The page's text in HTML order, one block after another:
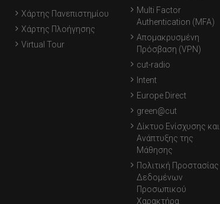
Χάρτης Πανεπιστημίου
Χάρτης Πλοήγησης
Virtual Tour
Multi Factor
Authentication (MFA)
Απομακρυσμένη
Πρόσβαση (VPN)
cut-radio
Intent
Europe Direct
green@cut
Δίκτυο Ενίσχυσης και
Ανάπτυξης της
Μάθησης
Πολιτική Προστασίας
Δεδομένων
Προσωπικού
Χαρακτήρα